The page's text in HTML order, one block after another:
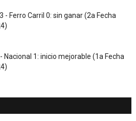
- Ferro Carril 0: sin ganar (2a Fecha
Nacional 1: inicio mejorable (1a Fecha